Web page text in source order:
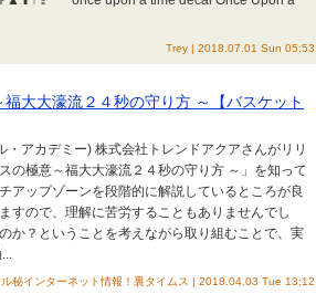
Trey | 2018.07.01 Sun 05:53
大大濠流２４秒の守り方 ～【バスケット
アカデミー) 株式会社トレンドアクアさんがリリ
の極意～福大大濠流２４秒の守り方 ～」を知って
アップゾーンを段階的に解説しているところが良
すので、理解に苦労することもありませんでし
か？ということを考えながら取り組むことで、実
秘インターネット情報！裏タイムス | 2018.04.03 Tue 13:12